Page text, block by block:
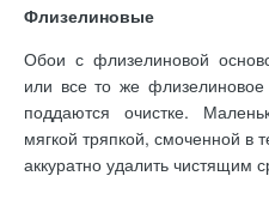
Флизелиновые
Обои с флизелиновой
или все то же
поддаются очистке.
мягкой тряпкой, смоченной в
аккуратно удалить чистящим